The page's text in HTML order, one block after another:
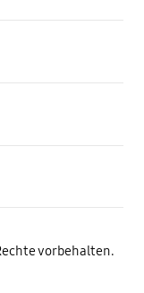
vorbehalten.